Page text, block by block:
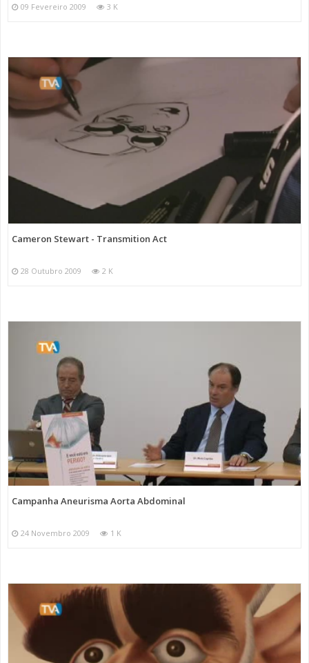
09 Fevereiro 2009 3 K
Cameron Stewart - Transmition Act
28 Outubro 2009 2 K
Campanha Aneurisma Aorta Abdominal
24 Novembro 2009 1 K